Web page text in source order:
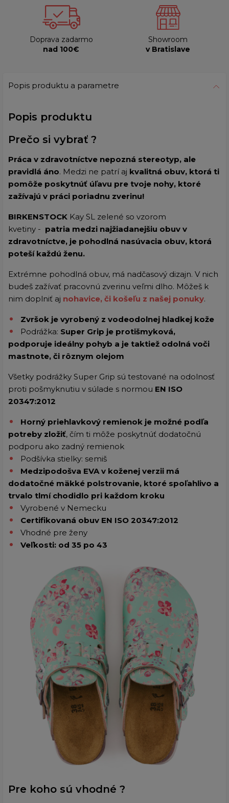
Doprava zadarmo
nad 100€
Showroom
v Bratislave
Popis produktu a parametre
Popis produktu
Prečo si vybrať ?
Práca v zdravotníctve nepozná stereotyp, ale
pravidlá áno. Medzi ne patrí aj kvalitná obuv, ktorá ti
pomôže poskytnúť úľavu pre tvoje nohy, ktoré
zažívajú v práci poriadnu zverinu!
BIRKENSTOCK Kay SL zelené so vzorom
kvetiny - patria medzi najžiadanejšiu obuv v
zdravotníctve, je pohodlná nasúvacia obuv, ktorá
poteší každú ženu.
Extrémne pohodlná obuv, má nadčasový dizajn. V nich
budeš zažívať pracovnú zverinu veľmi dlho. Môžeš k
nim doplniť aj nohavice, či košeľu z našej ponuky.
Zvršok je vyrobený z vodeodolnej hladkej kože
Podrážka: Super Grip je protišmyková,
podporuje ideálny pohyb a je taktiež odolná voči
mastnote, či rôznym olejom
Všetky podrážky Super Grip sú testované na odolnosť
proti pošmyknutiu v súlade s normou EN ISO
20347:2012
Horný priehlavkový remienok je možné podľa
potreby zložiť, čím ti môže poskytnúť dodatočnú
podporu ako zadný remienok
Podšívka stielky: semiš
Medzipodošva EVA v koženej verzii má
dodatočné mäkké polstrovanie, ktoré spoľahlivo a
trvalo tlmí chodidlo pri každom kroku
Vyrobené v Nemecku
Certifikovaná obuv EN ISO 20347:2012
Vhodné pre ženy
Veľkosti: od 35 po 43
Pre koho sú vhodné ?